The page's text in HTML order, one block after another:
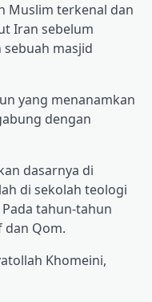
Muslim terkenal dan
Iran sebelum
masjid
yang menanamkan
dengan
dasarnya di
di sekolah teologi
tahun-tahun
dan Qom.
Khomeini,